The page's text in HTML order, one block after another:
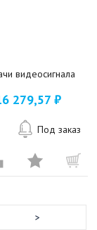
видеосигнала
279,57 ₽
Под заказ